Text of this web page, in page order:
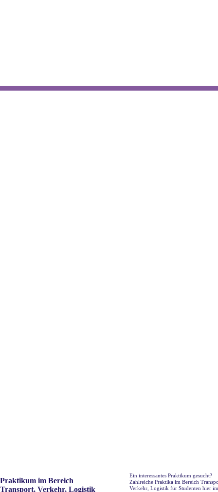
Praktikum im Bereich
Transport, Verkehr, Logistik
Ein interessantes Praktikum gesucht?
Zahlreiche Praktika im Bereich
Verkehr, Logistik für Studenten hier im